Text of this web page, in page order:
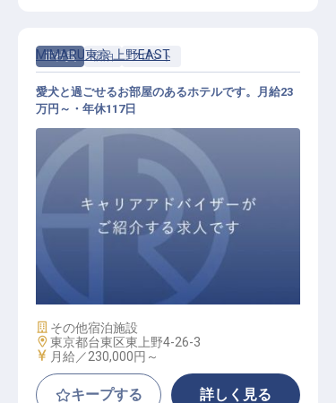
正社員 宿泊 フロント
フロントスタッフ
MIMARU東京 上野EAST
愛犬と過ごせるお部屋のあるホテルです。月給23
万円～・年休117日
施設業態
その他宿泊施設
勤務地
東京都台東区東上野4-26-3
給与
月給／230,000円～
キープする 詳しく見る